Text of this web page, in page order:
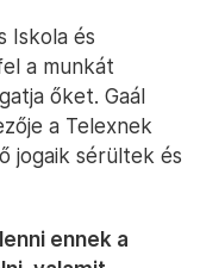
Iskola és
a munkát
őket. Gaál
a Telexnek
jogaik sérültek és
ennek a